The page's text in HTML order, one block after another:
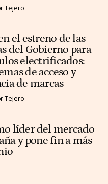
Tejero
el estreno de las
del Gobierno para
electrificados:
de acceso y
de marcas
Tejero
líder del mercado
y pone fin a más